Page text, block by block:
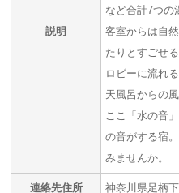
説明
など合計7つの
客室からは自
たりとすごせ
ロビーに流れ
天風呂からの
ここ「水の音
の音がする宿
みませんか。
連絡先住所 神奈川県足柄